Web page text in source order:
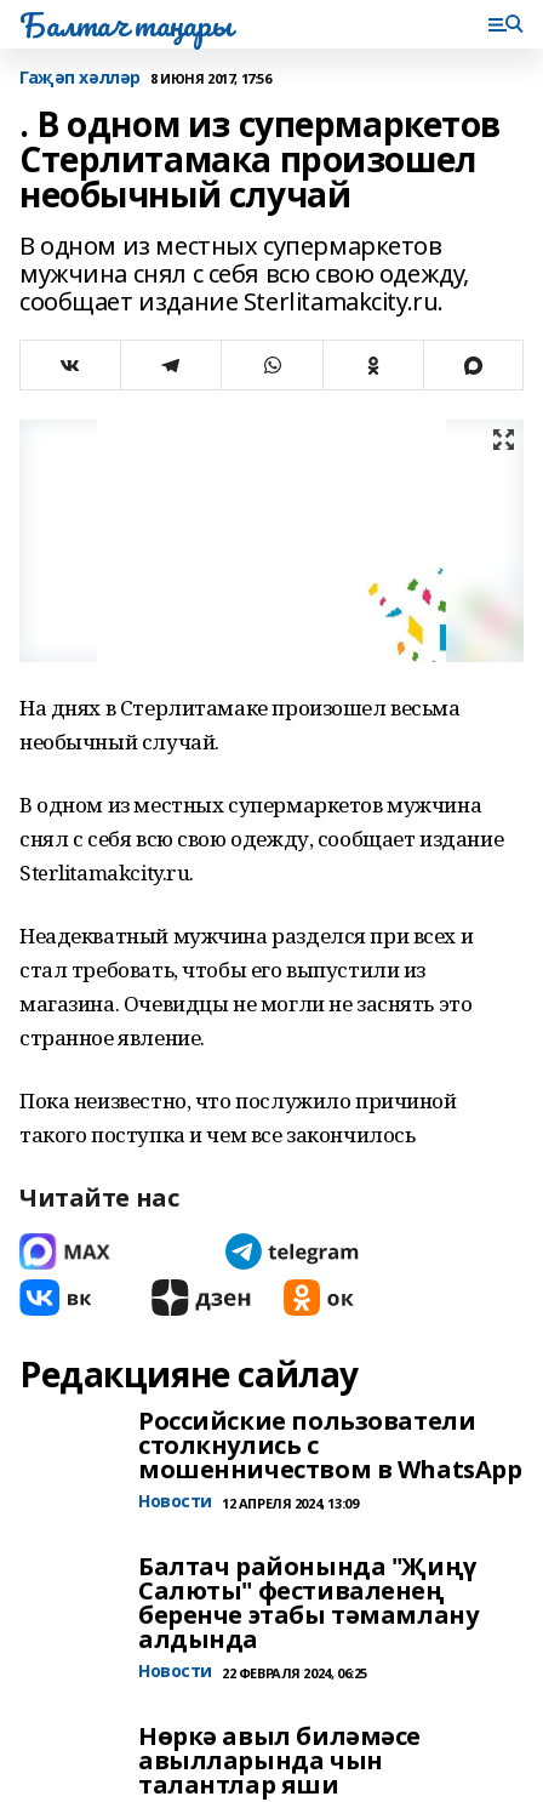
Балтач таңнары
Гаҗәп хәлләр 8 ИЮНЯ 2017, 17:56
. В одном из супермаркетов
Стерлитамака произошел
необычный случай
В одном из местных супермаркетов
мужчина снял с себя всю свою одежду,
сообщает издание Sterlitamakcity.ru.
На днях в Стерлитамаке произошел весьма
необычный случай.
В одном из местных супермаркетов мужчина
снял с себя всю свою одежду, сообщает издание
Sterlitamakcity.ru.
Неадекватный мужчина разделся при всех и
стал требовать, чтобы его выпустили из
магазина. Очевидцы не могли не заснять это
странное явление.
Пока неизвестно, что послужило причиной
такого поступка и чем все закончилось
Читайте нас
Редакцияне сайлау
Российские пользователи
столкнулись с
мошенничеством в WhatsApp
Новости 12 АПРЕЛЯ 2024, 13:09
Балтач районында "Җиңү
Салюты" фестиваленең
беренче этабы тәмамлану
алдында
Новости 22 ФЕВРАЛЯ 2024, 06:25
Нөркә авыл биләмәсе
авылларында чын
талантлар яши